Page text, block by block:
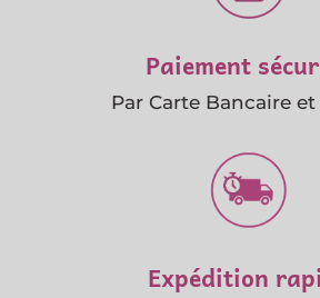
Paiement
Par Carte Bancaire et
Expédition